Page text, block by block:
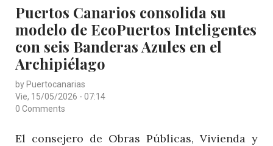
DIVULGATIVA
DE
PUERTOS
CANARIOS
PARA
DAR
LOS
Puertos Canarios consolida su
modelo de EcoPuertos Inteligentes
con seis Banderas Azules en el
Archipiélago
by Puertocanarias
Vie, 15/05/2026 - 07:14
0 Comments
El consejero de Obras Públicas, Vivienda y